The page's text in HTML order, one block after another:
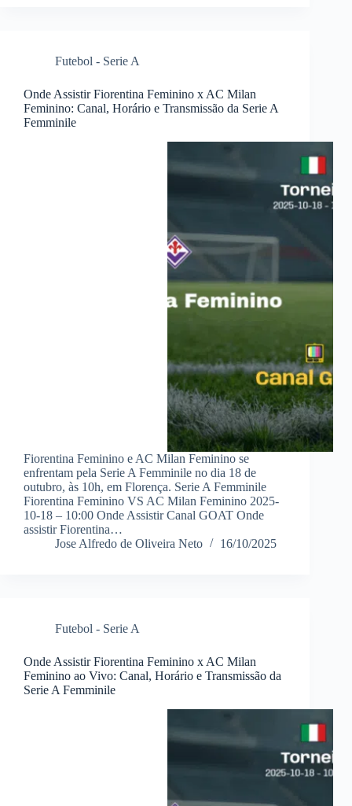
Futebol - Serie A
Onde Assistir Fiorentina Feminino x AC Milan
Feminino: Canal, Horário e Transmissão da Serie A
Femminile
Fiorentina Feminino e AC Milan Feminino se
enfrentam pela Serie A Femminile no dia 18 de
outubro, às 10h, em Florença. Serie A Femminile
Fiorentina Feminino VS AC Milan Feminino 2025-
10-18 – 10:00 Onde Assistir Canal GOAT Onde
assistir Fiorentina…
Jose Alfredo de Oliveira Neto
16/10/2025
Futebol - Serie A
Onde Assistir Fiorentina Feminino x AC Milan
Feminino ao Vivo: Canal, Horário e Transmissão da
Serie A Femminile